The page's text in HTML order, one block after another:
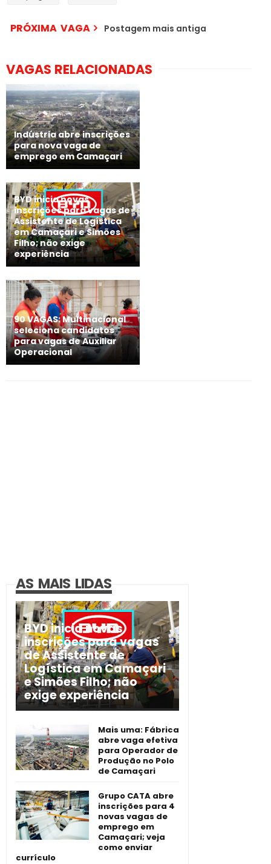
PRÓXIMA VAGA Postagem mais antiga
VAGAS RELACIONADAS
Indústria abre inscrições
para nova vaga de
emprego em Camaçari
BYD inicia novas
inscrições para vagas de
Assistente de Logística
em Camaçari e Simões
Filho; não exige
experiência
90 VAGAS: Multinacional
seleciona candidatos
para vagas de Auxiliar
Operacional
AS MAIS LIDAS
BYD inicia novas
inscrições para vagas
de Assistente de
Logística em Camaçari
e Simões Filho; não
exige experiência
Mais uma: Fábrica
abre vaga efetiva
para Operador de
Produção no Polo
de Camaçari
Grupo CATA abre
inscrições para 4
novas vagas de
emprego em
Camaçari; veja
como enviar
currículo